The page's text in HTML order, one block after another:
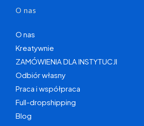
O nas
O nas
Kreatywnie
ZAMÓWIENIA DLA INSTYTUCJI
Odbiór własny
Praca i współpraca
Full-dropshipping
Blog